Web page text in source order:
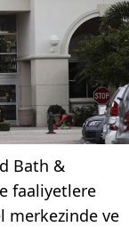
Bath &
faaliyetlere
merkezinde ve